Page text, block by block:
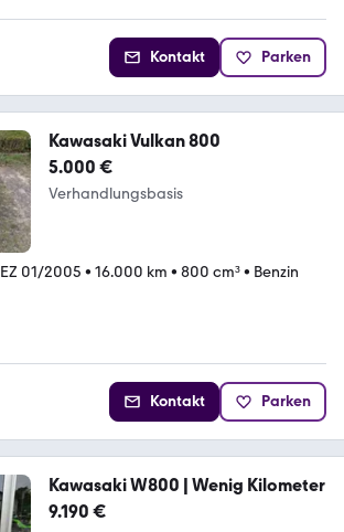
Kontakt Parken
Kawasaki Vulkan 800
5.000 €
Verhandlungsbasis
EZ 01/2005 • 16.000 km • 800 cm³• Benzin
Kontakt Parken
Kawasaki W800 | Wenig Kilometer
9.190 €